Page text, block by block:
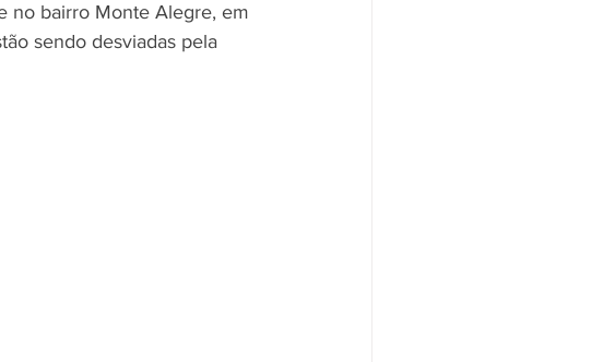
no bairro Monte Alegre, em
sendo desviadas pela